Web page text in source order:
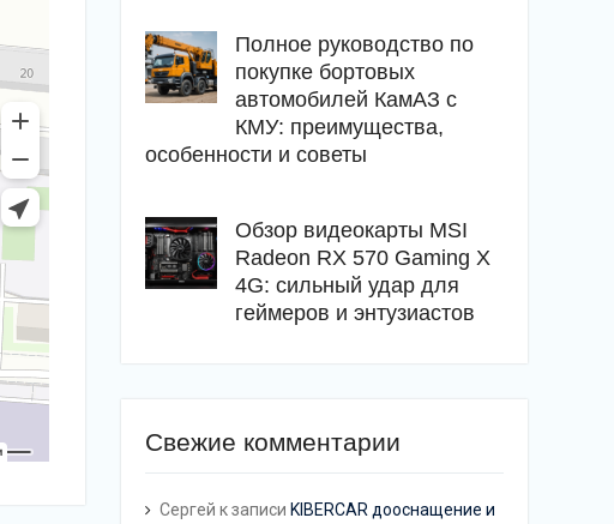
Полное руководство по
покупке бортовых
автомобилей КамАЗ с
КМУ: преимущества,
особенности и советы
Обзор видеокарты MSI
Radeon RX 570 Gaming X
4G: сильный удар для
геймеров и энтузиастов
Свежие комментарии
Сергей к записи KIBERCAR дооснащение и